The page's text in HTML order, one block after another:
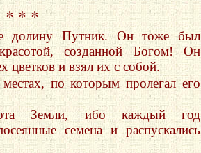
* * *
долину Путник. Он тоже был
созданной Богом! Он
цветков и взял их с собой.
по которым пролегал его
Земли, ибо каждый год
семена и распускались